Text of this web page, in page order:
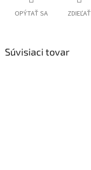
OPÝTAŤ SA ZDIEĽAŤ
Súvisiaci tovar